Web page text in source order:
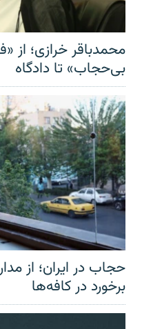
محمدباقر خرازی؛ از
بی‌حجاب» تا دادگاه
حجاب در ایران؛ از
برخورد در کافه‌ها